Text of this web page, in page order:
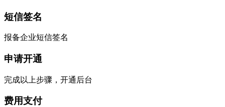
短信签名
报备企业短信签名
申请开通
完成以上步骤，开通后台
费用支付